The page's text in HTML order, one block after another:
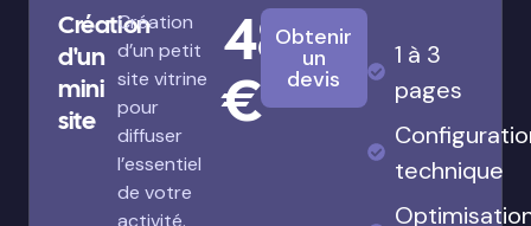
Création
d'un
mini
site
Création
d’un petit
site vitrine
pour
diffuser
l’essentiel
de votre
activité.
480
€
Obtenir
un
devis
1 à 3
pages
technique